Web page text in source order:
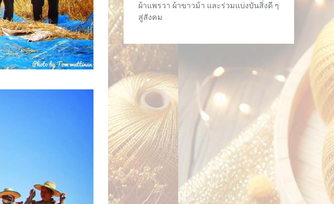
ผ้าแพรวา ผ้าขาวม้า และร่วมแบ่งบันสิ่งดี ๆ
สู่สังคม